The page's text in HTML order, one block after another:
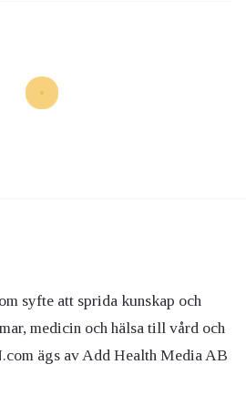
syfte att sprida kunskap och
medicin och hälsa till vård och
ägs av Add Health Media AB